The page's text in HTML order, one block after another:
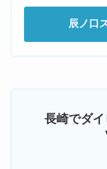
辰ノ口
長崎でダイ